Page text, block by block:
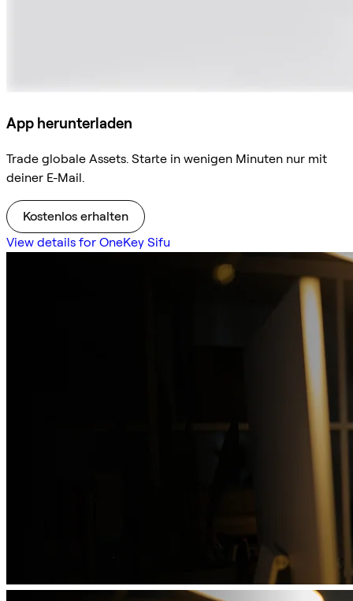
App herunterladen
Trade globale Assets. Starte in wenigen Minuten nur mit
deiner E-Mail.
Kostenlos erhalten
View details for OneKey Sifu